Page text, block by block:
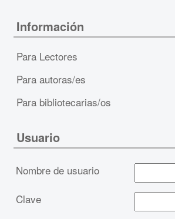
Información
Para Lectores
Para autoras/es
Para bibliotecarias/os
Usuario
Nombre de usuario
Clave